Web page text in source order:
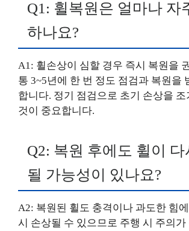
Q1: 휠복원은 얼마나 자
하나요?
A1: 휠손상이 심할 경우 즉시 복원을
통 3~5년에 한 번 정도 점검과 복원을
합니다. 정기 점검으로 초기 손상을
것이 중요합니다.
Q2: 복원 후에도 휠이
될 가능성이 있나요?
A2: 복원된 휠도 충격이나 과도한 힘
시 손상될 수 있으므로 주행 시 주의가